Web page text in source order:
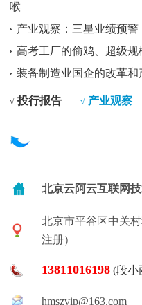
喉
产业观察：三星业绩预
高考工厂的偷鸡、超级规
装备制造业国企的改革和
√ 投行报告 √ 产业观察
北京云阿云互联网
北京市平谷区中关
注册）
13811016198 (段小
hmszvip@163.com